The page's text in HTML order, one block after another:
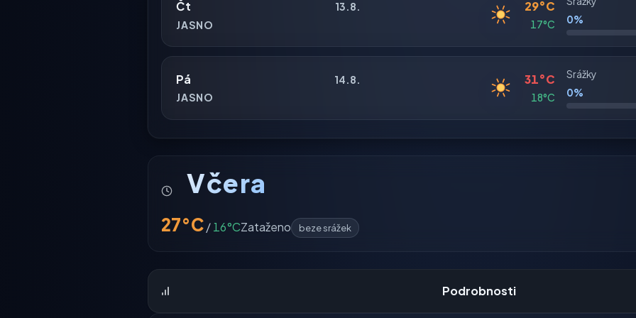
Čt
13.8.
JASNO
29°C
17°C
0%
Pá
14.8.
JASNO
31°C
18°C
Srážky
0%
Včera
27°C/16°CZataženo beze srážek
Podrobnosti